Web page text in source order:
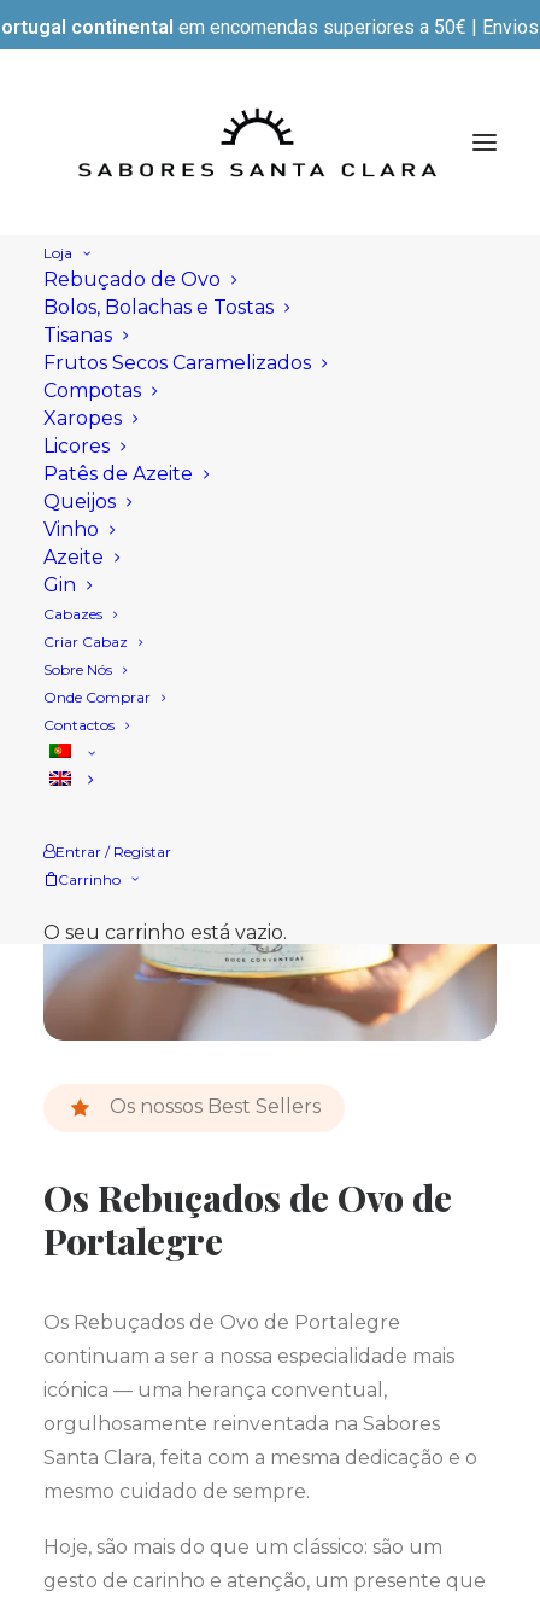
continental em encomendas superiores a 50€ |
Loja
Rebuçado de Ovo
Bolos, Bolachas e Tostas
Tisanas
Frutos Secos Caramelizados
Compotas
Xaropes
Licores
Patês de Azeite
Queijos
Vinho
Azeite
Gin
Cabazes
Criar Cabaz
Sobre Nós
Onde Comprar
Contactos
Entrar / Registar
Carrinho
O seu carrinho está vazio.
Os nossos Best Sellers
Os Rebuçados de Ovo de
Portalegre
Os Rebuçados de Ovo de Portalegre
continuam a ser a nossa especialidade mais
icónica — uma herança conventual,
orgulhosamente reinventada na Sabores
Santa Clara, feita com a mesma dedicação e o
mesmo cuidado de sempre.
Hoje, são mais do que um clássico: são um
gesto de carinho e atenção, um presente que